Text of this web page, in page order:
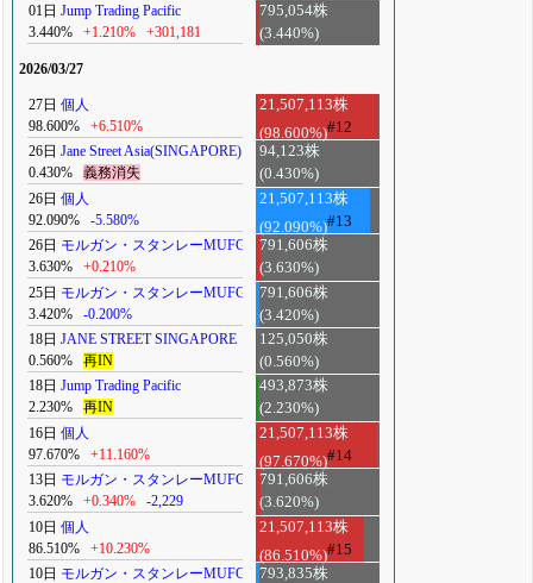
01日 Jump Trading Pacific
3.440%
+1.210% +301,181
795,054株
(3.440%)
2026/03/27
27日 個人
98.600%
+6.510%
21,507,113株
(98.600%)#12
26日 Jane Street Asia(SINGAPORE)
0.430%
義務消失
94,123株
(0.430%)
26日 個人
92.090%
-5.580%
21,507,113株
(92.090%)#13
26日 モルガン・スタンレーMUFG
3.630%
+0.210%
791,606株
(3.630%)
25日 モルガン・スタンレーMUFG
3.420%
-0.200%
791,606株
(3.420%)
18日 JANE STREET SINGAPORE
0.560%
再IN
125,050株
(0.560%)
18日 Jump Trading Pacific
2.230%
再IN
493,873株
(2.230%)
16日 個人
97.670%
+11.160%
21,507,113株
(97.670%)#14
13日 モルガン・スタンレーMUFG
3.620%
+0.340% -2,229
791,606株
(3.620%)
10日 個人
86.510%
+10.230%
21,507,113株
(86.510%)#15
10日 モルガン・スタンレーMUFG
793,835株